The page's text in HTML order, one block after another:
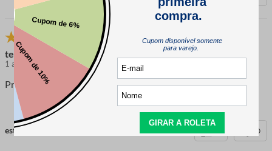
tereza s.
1 ano atrás comprador verificado
Produtos de ótima qualidade.
esta avaliação foi útil? 0